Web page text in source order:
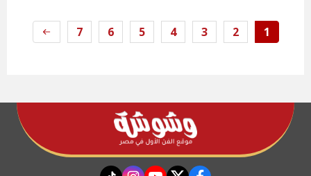
1
2
3
4
5
6
7